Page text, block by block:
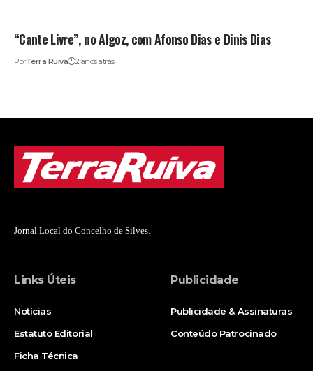
“Cante Livre”, no Algoz, com Afonso Dias e Dinis Dias
PorTerra Ruiva 2 anos atrás
Jornal Local do Concelho de Silves.
Links Úteis
Notícias
Estatuto Editorial
Ficha Técnica
Publicidade
Publicidade & Assinaturas
Conteúdo Patrocinado